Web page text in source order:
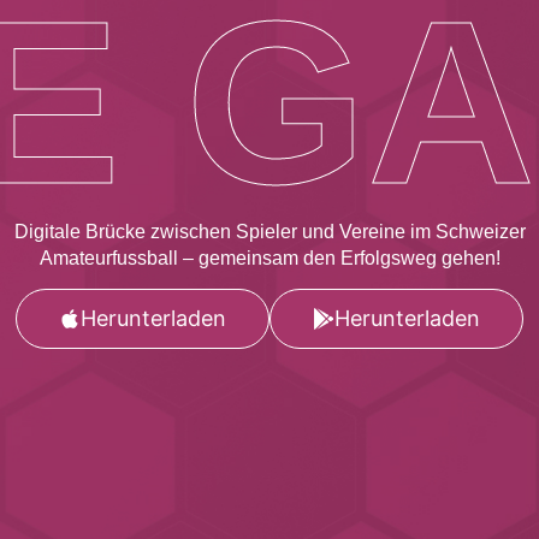
GA
Digitale Brücke zwischen Spieler und Vereine im Schweizer
Amateurfussball – gemeinsam den Erfolgsweg gehen!
Herunterladen Herunterladen